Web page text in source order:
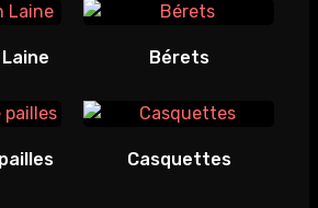
Bérets
Casquettes